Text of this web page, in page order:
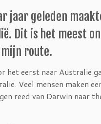
jaar geleden
Dit is het meest
route.
het eerst naar Australië
Veel mensen maken
reed van Darwin naar